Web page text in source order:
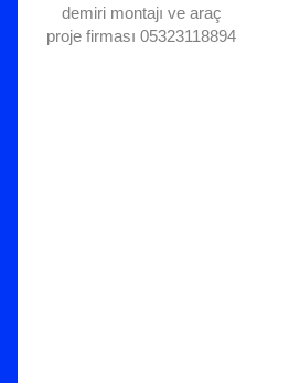
demiri montajı ve araç
proje firması 05323118894